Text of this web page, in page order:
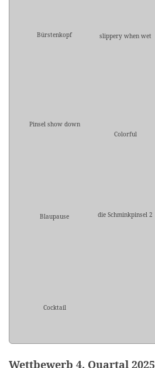
Bürstenkopf slippery when wet
Pinsel show down
Colorful
Blaupause die Schminkpinsel 2
Cocktail
Wettbewerb 4. Quartal 2025